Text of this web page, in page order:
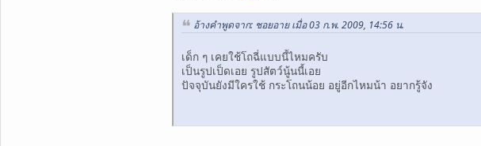
อ้างคำพูดจาก: ชอยอาย เมื่อ 03 ก.พ. 2009, 14:56 น.
เด็ก ๆ เคยใช้โถฉี่แบบนี้ไหมครับ
เป็นรูปเป็ดเอย รูปสัตว์นู้นนี้เอย
ปัจจุบันยังมีใครใช้ กระโถนน้อย อยู่อีกไหมน้า อยากรู้จัง